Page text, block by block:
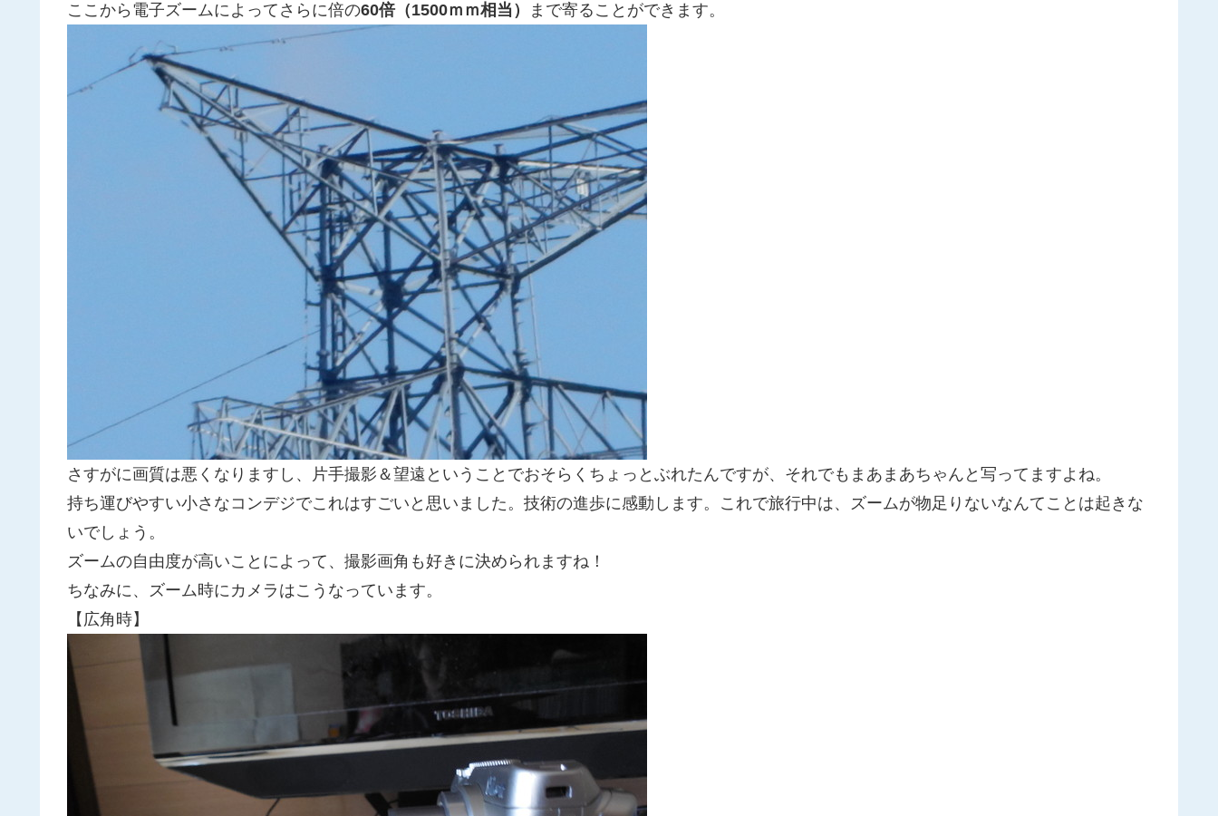
ここから電子ズームによってさらに倍の60倍（1500ｍｍ相当） まで寄ることができます。
さすがに画質は悪くなりますし、片手撮影＆望遠ということでおそらくちょっとぶれたんですが、それでもまあまあちゃんと写ってますよね。
持ち運びやすい小さなコンデジでこれはすごいと思いました。技術の進歩に感動します。これで旅行中は、ズームが物足りないなんてことは起きな
いでしょう。
ズームの自由度が高いことによって、撮影画角も好きに決められますね！
ちなみに、ズーム時にカメラはこうなっています。
【広角時】